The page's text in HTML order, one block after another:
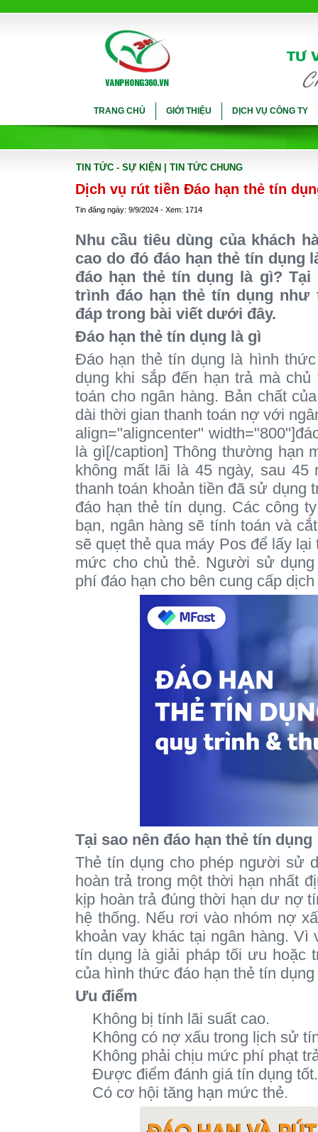
TRANG CHỦ GIỚI THIỆU DỊCH VỤ CÔNG TY
TIN TỨC - SỰ KIỆN | TIN TỨC CHUNG
Dịch vụ rút tiền Đáo hạn thẻ tín
Tin đăng ngày: 9/9/2024 - Xem: 1714
Nhu cầu tiêu dùng của khách
cao do đó đáo hạn thẻ tín dụng
đáo hạn thẻ tín dụng là gì?
trình đáo hạn thẻ tín dụng như
đáp trong bài viết dưới đây.
Đáo hạn thẻ tín dụng là gì
Đáo hạn thẻ tín dụng là hình
dụng khi sắp đến hạn trả mà
toán cho ngân hàng. Bản chất
dài thời gian thanh toán nợ với
align="aligncenter"
là gì[/caption] Thông thường hạn
không mất lãi là 45 ngày, sau
thanh toán khoản tiền đã sử dụng
đáo hạn thẻ tín dụng. Các công
bạn, ngân hàng sẽ tính toán và
sẽ quẹt thẻ qua máy Pos để lấy
mức cho chủ thẻ. Người sử
phí đáo hạn cho bên cung cấp dịch
Tại sao nên đáo hạn thẻ tín dụng
Thẻ tín dụng cho phép người sử
hoàn trả trong một thời hạn nhất
kịp hoàn trả đúng thời hạn dư nợ
hệ thống. Nếu rơi vào nhóm nợ
khoản vay khác tại ngân hàng.
tín dụng là giải pháp tối ưu hoặc
của hình thức đáo hạn thẻ tín dụng
Ưu điểm
Không bị tính lãi suất cao.
Không có nợ xấu trong lịch sử
Không phải chịu mức phí phạt
Được điểm đánh giá tín dụng tốt.
Có cơ hội tăng hạn mức thẻ.